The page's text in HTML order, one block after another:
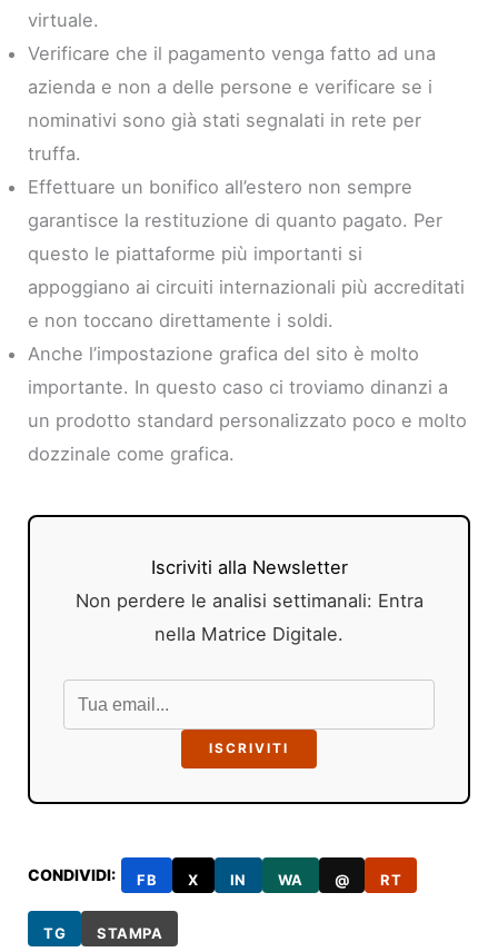
virtuale.
Verificare che il pagamento venga fatto ad una
azienda e non a delle persone e verificare se i
nominativi sono già stati segnalati in rete per
truffa.
Effettuare un bonifico all’estero non sempre
garantisce la restituzione di quanto pagato. Per
questo le piattaforme più importanti si
appoggiano ai circuiti internazionali più accreditati
e non toccano direttamente i soldi.
Anche l’impostazione grafica del sito è molto
importante. In questo caso ci troviamo dinanzi a
un prodotto standard personalizzato poco e molto
dozzinale come grafica.
Iscriviti alla Newsletter
Non perdere le analisi settimanali: Entra
nella Matrice Digitale.
ISCRIVITI
CONDIVIDI: FB X IN WA @ RT
TG STAMPA